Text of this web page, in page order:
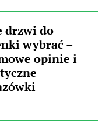
drzwi do
wybrać –
opinie i